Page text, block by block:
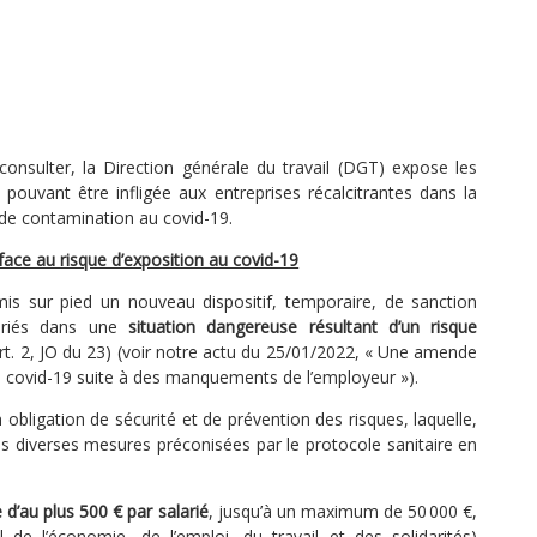
la Direction générale du travail (DGT) expose les
être infligée aux entreprises récalcitrantes dans la
contamination au covid-19.
au risque d’exposition au covid-19
sur pied un nouveau dispositif, temporaire, de sanction
dans une situation dangereuse résultant d’un risque
2, JO du 23) (voir notre actu du 25/01/2022, « Une amende
19 suite à des manquements de l’employeur »).
de sécurité et de prévention des risques, laquelle,
diverses mesures préconisées par le protocole sanitaire en
plus 500 € par salarié, jusqu’à un maximum de 50 000 €,